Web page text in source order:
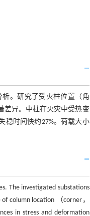
析。研究了受火柱位置（角
差异。中柱在火灾中受热变
稳时间快约27%。荷载大小
The investigated substations
column location （corner，
in stress and deformation